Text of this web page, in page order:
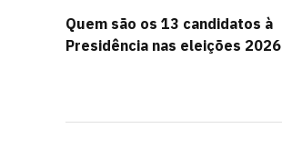
Quem são os 13 candidatos à
Presidência nas eleições 2026